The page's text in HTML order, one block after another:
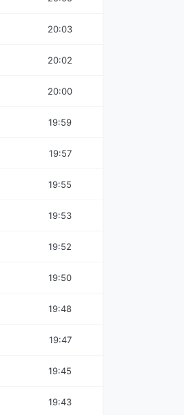
20:03
20:02
20:00
19:59
19:57
19:55
19:53
19:52
19:50
19:48
19:47
19:45
19:43